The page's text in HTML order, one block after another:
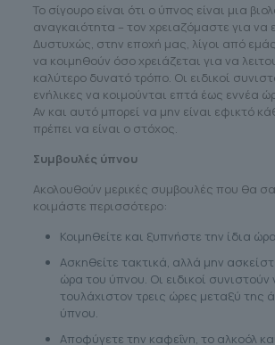
Το σίγουρο είναι ότι ο ύπνος είναι μια
αναγκαιότητα – τον χρειαζόμαστε για να
Δυστυχώς, στην εποχή μας, λίγοι από
να κοιμηθούν όσο χρειάζεται για να
καλύτερο δυνατό τρόπο. Οι ειδικοί
ενήλικες να κοιμούνται επτά έως εννέα
Αν και αυτό μπορεί να μην είναι εφικτό
πρέπει να είναι ο στόχος.
Συμβουλές ύπνου
Ακολουθούν μερικές συμβουλές που θα
κοιμάστε περισσότερο:
Κοιμηθείτε και ξυπνήστε την ίδια
Ασκηθείτε τακτικά, αλλά μην
ώρα του ύπνου. Οι ειδικοί
τουλάχιστον τρεις ώρες μεταξύ της
ύπνου.
Αποφύγετε την καφεΐνη, το αλκοόλ